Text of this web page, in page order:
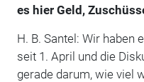
es hier Geld,
H. B. Santel: Wir haben
seit 1. April und die
gerade darum, wie viel